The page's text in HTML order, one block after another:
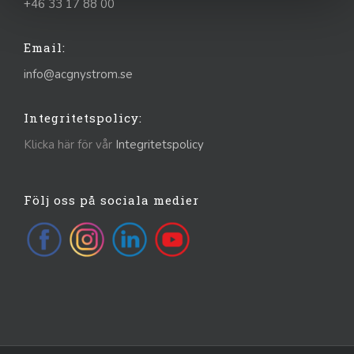
+46 33 17 88 00
Email:
info@acgnystrom.se
Integritetspolicy:
Klicka här för vår Integritetspolicy
Följ oss på sociala medier